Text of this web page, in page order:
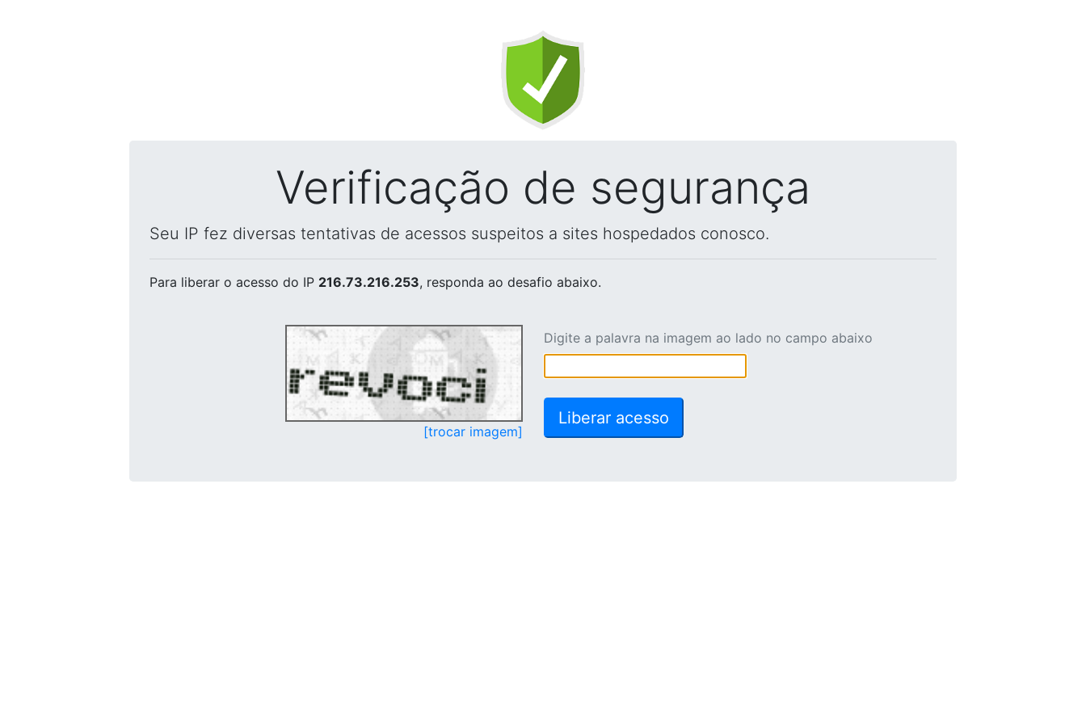
Verificação de segurança
Seu IP fez diversas tentativas de acessos suspeitos a sites hospedados conosco.
Para liberar o acesso do IP 216.73.216.253, responda ao desafio abaixo.
[trocar imagem]
Digite a palavra na imagem ao lado no campo abaixo